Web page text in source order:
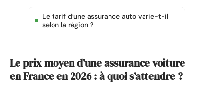
Le tarif d’une assurance auto varie-t-il
selon la région ?
Le prix moyen d’une assurance voiture
en France en 2026 : à quoi s’attendre ?